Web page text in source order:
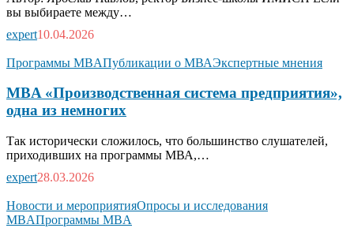
вы выбираете между…
expert10.04.2026
Программы MBAПубликации о МВАЭкспертные мнения
MBA «Производственная система предприятия»,
одна из немногих
Так исторически сложилось, что большинство слушателей,
приходивших на программы МВА,…
expert28.03.2026
Новости и мероприятияОпросы и исследования
MBAПрограммы MBA